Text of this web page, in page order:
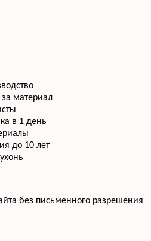
за материал
в 1 день
до 10 лет
без письменного разрешения